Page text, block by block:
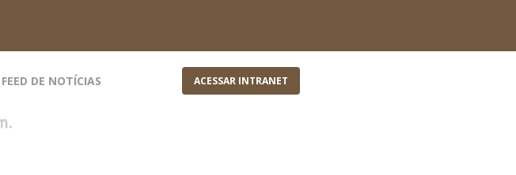
FEED DE NOTÍCIAS ACESSAR INTRANET